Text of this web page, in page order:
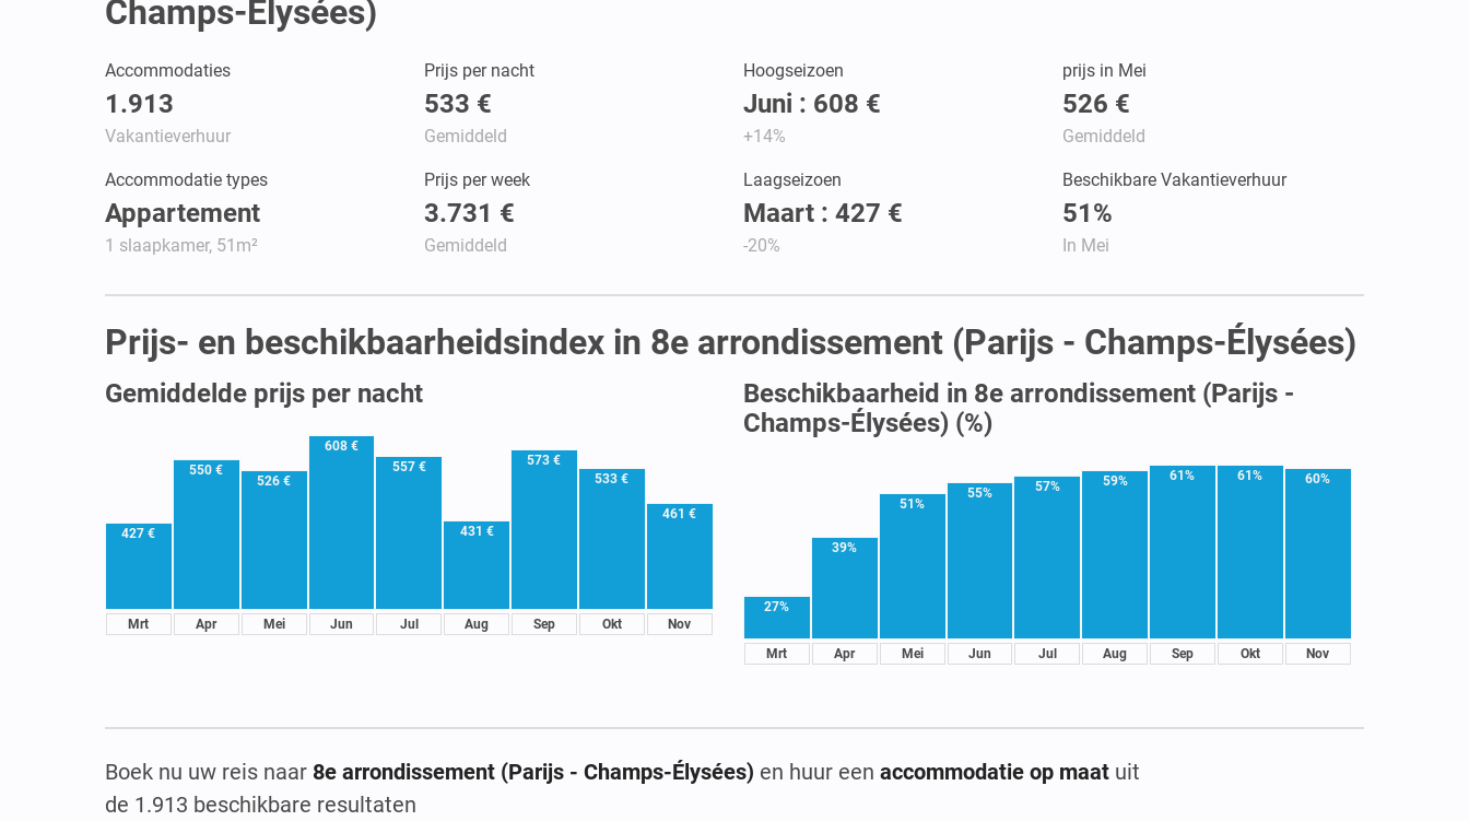
Champs-Élysées)
Accommodaties
1.913
Vakantieverhuur
Prijs per nacht
533 €
Gemiddeld
Hoogseizoen
Juni : 608 €
+14%
prijs in Mei
526 €
Gemiddeld
Accommodatie types
Appartement
1 slaapkamer, 51m²
Prijs per week
3.731 €
Gemiddeld
Laagseizoen
Maart : 427 €
-20%
Beschikbare Vakantieverhuur
51%
In Mei
Prijs- en beschikbaarheidsindex in 8e arrondissement (Parijs - Champs-Élysées)
Gemiddelde prijs per nacht
427 €
Mrt
550 €
Apr
526 €
Mei
608 €
Jun
557 €
Jul
431 €
Aug
573 €
Sep
533 €
Okt
461 €
Nov
Beschikbaarheid in 8e arrondissement (Parijs -
Champs-Élysées) (%)
27%
Mrt
39%
Apr
51%
Mei
55%
Jun
57%
Jul
59%
Aug
61%
Sep
61%
Okt
60%
Nov
Boek nu uw reis naar 8e arrondissement (Parijs - Champs-Élysées) en huur een accommodatie op maat uit
de 1.913 beschikbare resultaten